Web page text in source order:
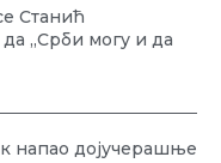
Станић
„Срби могу и да
напао дојучерашње